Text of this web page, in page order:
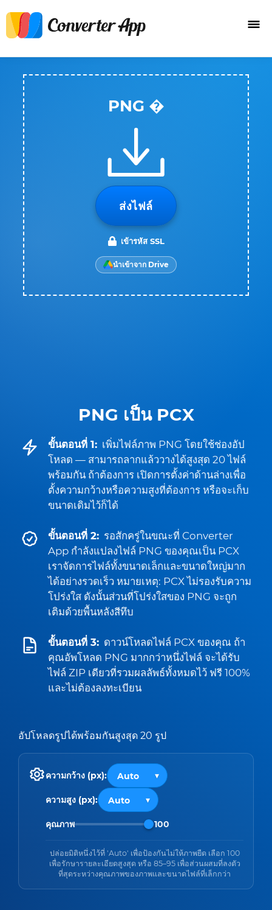
PNG เป็น PCX
ขั้นตอนที่ 1: เพิ่มไฟล์ภาพ PNG โดยใช้ช่องอัป
โหลด — สามารถลากแล้ววางได้สูงสุด 20 ไฟล์
พร้อมกัน ถ้าต้องการ เปิดการตั้งค่าด้านล่างเพื่อ
ตั้งความกว้างหรือความสูงที่ต้องการ หรือจะเก็บ
ขนาดเดิมไว้ก็ได้
ขั้นตอนที่ 2: รอสักครู่ในขณะที่ Converter
App กำลังแปลงไฟล์ PNG ของคุณเป็น PCX
เราจัดการไฟล์ทั้งขนาดเล็กและขนาดใหญ่มาก
ได้อย่างรวดเร็ว หมายเหตุ: PCX ไม่รองรับความ
โปร่งใส ดังนั้นส่วนที่โปร่งใสของ PNG จะถูก
เติมด้วยพื้นหลังสีทึบ
ขั้นตอนที่ 3: ดาวน์โหลดไฟล์ PCX ของคุณ ถ้า
คุณอัพโหลด PNG มากกว่าหนึ่งไฟล์ จะได้รับ
ไฟล์ ZIP เดียวที่รวมผลลัพธ์ทั้งหมดไว้ ฟรี 100%
และไม่ต้องลงทะเบียน
อัปโหลดรูปได้พร้อมกันสูงสุด 20 รูป
ความกว้าง (px):
ความสูง (px):
คุณภาพ 100
ปล่อยมิติหนึ่งไว้ที่ 'Auto' เพื่อป้องกันไม่ให้ภาพยืด เลือก 100
เพื่อรักษารายละเอียดสูงสุด หรือ 85–95 เพื่อส่วนผสมที่ลงตัว
ที่สุดระหว่างคุณภาพของภาพและขนาดไฟล์ที่เล็กกว่า
PNG �
ส่งไฟล์
เข้ารหัส SSL
นำเข้าจาก Drive